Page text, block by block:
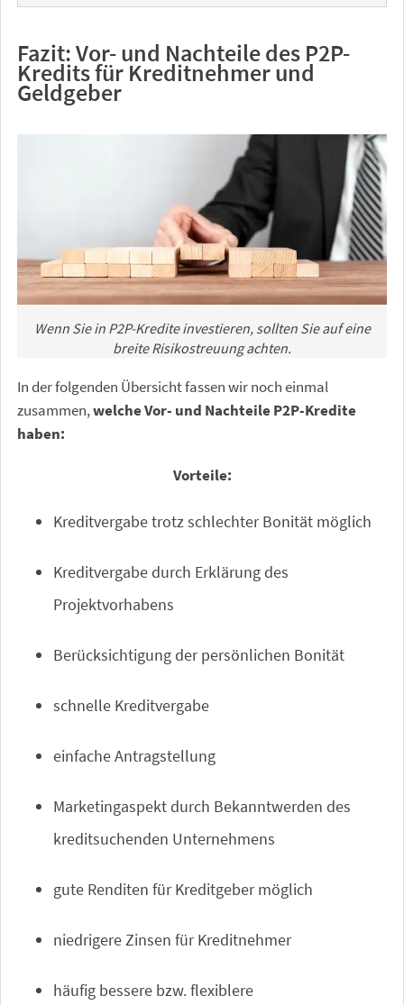
Fazit: Vor- und Nachteile des P2P-
Kredits für Kreditnehmer und
Geldgeber
Wenn Sie in P2P-Kredite investieren, sollten Sie auf eine
breite Risikostreuung achten.
In der folgenden Übersicht fassen wir noch einmal
zusammen,welche Vor- und Nachteile P2P-Kredite
haben:
Vorteile:
Kreditvergabe trotz schlechter Bonität möglich
Kreditvergabe durch Erklärung des
Projektvorhabens
Berücksichtigung der persönlichen Bonität
schnelle Kreditvergabe
einfache Antragstellung
Marketingaspekt durch Bekanntwerden des
kreditsuchenden Unternehmens
gute Renditen für Kreditgeber möglich
niedrigere Zinsen für Kreditnehmer
häufig bessere bzw. flexiblere